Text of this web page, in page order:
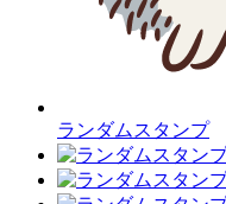
ランダムスタンプ